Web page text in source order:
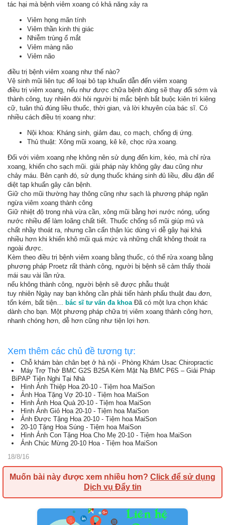
tác hại mà bệnh viêm xoang có khả năng xảy ra
Viêm họng mãn tính
Viêm thần kinh thị giác
Nhiễm trùng ổ mắt
Viêm màng não
Viêm não
điều trị bệnh viêm xoang như thế nào?
Vệ sinh mũi liên tục để loại bỏ tạp khuẩn dẫn đến viêm xoang
điều trị viêm xoang, nếu như được chữa bệnh đúng sẽ thay đổi sớm và
thành công, tuy nhiên đòi hỏi người bị mắc bệnh bắt buộc kiên trì kiêng
cữ, tuân thủ đúng liều thuốc, thời gian, và lời khuyên của bác sĩ. Có
nhiều cách điều trị xoang như:
Nội khoa: Kháng sinh, giảm đau, co mạch, chống dị ứng.
Thủ thuật: Xông mũi xoang, kê kê, chọc rửa xoang.
Đối với viêm xoang nhẹ không nên sử dụng đến kim, kéo, mà chỉ rửa
xoang, khiến cho sạch mũi. giải pháp này không gây đau cũng như
chảy máu. Bên cạnh đó, sử dụng thuốc kháng sinh đủ liều, đều đặn để
diệt tạp khuẩn gây căn bệnh.
Giữ cho mũi thường hay thông cũng như sạch là phương pháp ngăn
ngừa viêm xoang thành công
Giữ nhiệt độ trong nhà vừa cần, xông mũi bằng hơi nước nóng, uống
nước nhiều để làm loãng chất tiết. Thuốc chống sổ mũi giúp mủ và
chất nhầy thoát ra, nhưng cần cẩn thận lúc dùng vì dễ gây hại khá
nhiều hơn khi khiến khô mũi quá mức và những chất không thoát ra
ngoài được.
Kèm theo điều trị bệnh viêm xoang bằng thuốc, có thể rửa xoang bằng
phương pháp Proetz rất thành công, người bị bệnh sẽ cảm thấy thoải
mái sau vài lần rửa.
nếu không thành công, người bệnh sẽ được phẫu thuật
tuy nhiên Ngày nay bạn không cần phải tiến hành phẩu thuật đau đơn,
tốn kém, bất tiện… bác sĩ tư vấn đa khoaĐã có một lưa chọn khác
dành cho bạn. Một phương pháp chữa trị viêm xoang thành công hơn,
nhanh chóng hơn, dễ hơn cũng như tiện lợi hơn.
Xem thêm các chủ đề tương tự:
Chỗ khám bàn chân bẹt ở hà nội - Phòng Khám Usac Chiropractic
Máy Trợ Thở BMC G2S B25A Kèm Mặt Nạ BMC P6S – Giải Pháp
BiPAP Tiện Nghi Tại Nhà
Hình Ảnh Thiệp Hoa 20-10 - Tiệm hoa MaiSon
Ảnh Hoa Tặng Vợ 20-10 - Tiệm hoa MaiSon
Hình Ảnh Hoa Quà 20-10 - Tiệm hoa MaiSon
Hình Ảnh Giỏ Hoa 20-10 - Tiệm hoa MaiSon
Ảnh Được Tặng Hoa 20-10 - Tiệm hoa MaiSon
20-10 Tặng Hoa Súng - Tiệm hoa MaiSon
Hình Ảnh Con Tặng Hoa Cho Mẹ 20-10 - Tiệm hoa MaiSon
Ảnh Chúc Mừng 20-10 Hoa - Tiệm hoa MaiSon
18/8/16
Muốn bài này được xem nhiều hơn? Click để sử dụng
Dịch vụ Đẩy tin